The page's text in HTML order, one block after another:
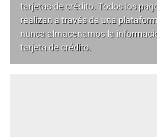
tarjetas de crédito. Todos los
realizan a través de una
nunca almacenamos la
tarjeta de crédito.